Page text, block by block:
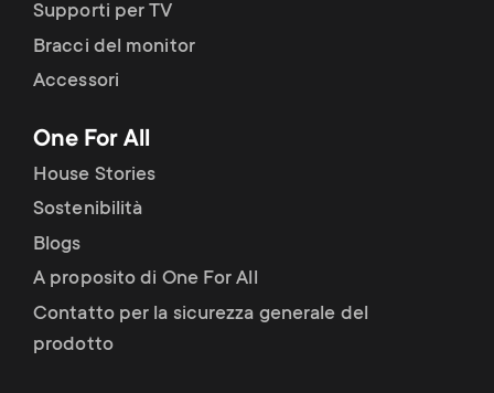
Supporti per TV
Bracci del monitor
Accessori
One For All
House Stories
Sostenibilità
Blogs
A proposito di One For All
Contatto per la sicurezza generale del
prodotto